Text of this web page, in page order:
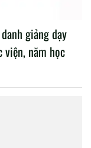
giảng dạy
viện, năm học